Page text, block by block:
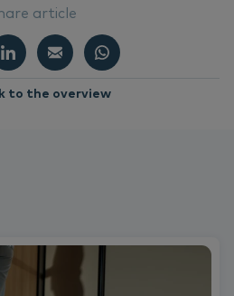
article
to the overview